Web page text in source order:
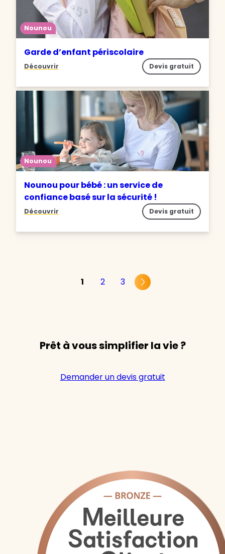
Nounou
Garde d’enfant périscolaire
Découvrir Devis gratuit
Nounou
Nounou pour bébé : un service de
confiance basé sur la sécurité !
Découvrir Devis gratuit
1 2 3
Prêt à vous simplifier la vie ?
Demander un devis gratuit